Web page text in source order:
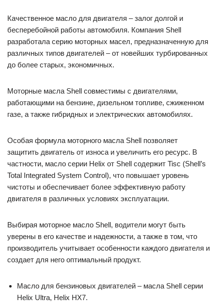
Качественное масло для двигателя – залог долгой и
бесперебойной работы автомобиля. Компания Shell
разработала серию моторных масел, предназначенную для
различных типов двигателей – от новейших турбированных
до более старых, экономичных.
Моторные масла Shell совместимы с двигателями,
работающими на бензине, дизельном топливе, сжиженном
газе, а также гибридных и электрических автомобилях.
Особая формула моторного масла Shell позволяет
защитить двигатель от износа и увеличить его ресурс. В
частности, масло серии Helix от Shell содержит Tisc (Shell’s
Total Integrated System Control), что повышает уровень
чистоты и обеспечивает более эффективную работу
двигателя в различных условиях эксплуатации.
Выбирая моторное масло Shell, водители могут быть
уверены в его качестве и надежности, а также в том, что
производитель учитывает особенности каждого двигателя и
создает для него оптимальный продукт.
Масло для бензиновых двигателей – масла Shell серии
Helix Ultra, Helix HX7.